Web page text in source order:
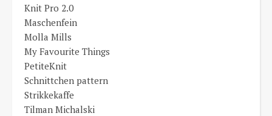
Knit Pro 2.0
Maschenfein
Molla Mills
My Favourite Things
PetiteKnit
Schnittchen pattern
Strikkekaffe
Tilman Michalski